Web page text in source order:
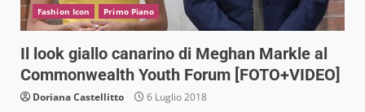
Fashion Icon Primo Piano
Il look giallo canarino di Meghan Markle al
Commonwealth Youth Forum [FOTO+VIDEO]
Doriana Castellitto 6 Luglio 2018